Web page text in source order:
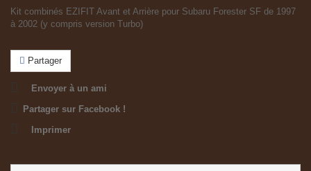
Kit combinés EZIFIT Avant et Arrière pour Subaru Forester SF de 1997
à 2002 (y compris version Turbo)
Partager
Envoyer à un ami
Partager sur Facebook !
Imprimer